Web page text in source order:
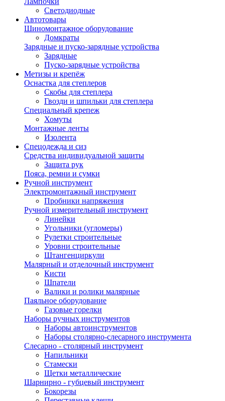
Светодиодные
Автотовары
Шиномонтажное оборудование
Домкраты
Зарядные и пуско-зарядные устройства
Зарядные
Пуско-зарядные устройства
Метизы и крепёж
Оснастка для степлеров
Скобы для степлера
Гвозди и шпильки для степлера
Специальный крепеж
Хомуты
Монтажные ленты
Изолента
Спецодежда и сиз
Средства индивидуальной защиты
Защита рук
Пояса, ремни и сумки
Ручной инструмент
Электромонтажный инструмент
Пробники напряжения
Ручной измерительный инструмент
Линейки
Угольники (угломеры)
Рулетки строительные
Уровни строительные
Штангенциркули
Малярный и отделочный инструмент
Кисти
Шпатели
Валики и ролики малярные
Паяльное оборудование
Газовые горелки
Наборы ручных инструментов
Наборы автоинструментов
Наборы столярно-слесарного инструмента
Слесарно - столярный инструмент
Напильники
Стамески
Щетки металлические
Шарнирно - губцевый инструмент
Бокорезы